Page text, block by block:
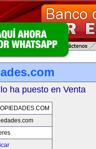
ha puesto en Venta